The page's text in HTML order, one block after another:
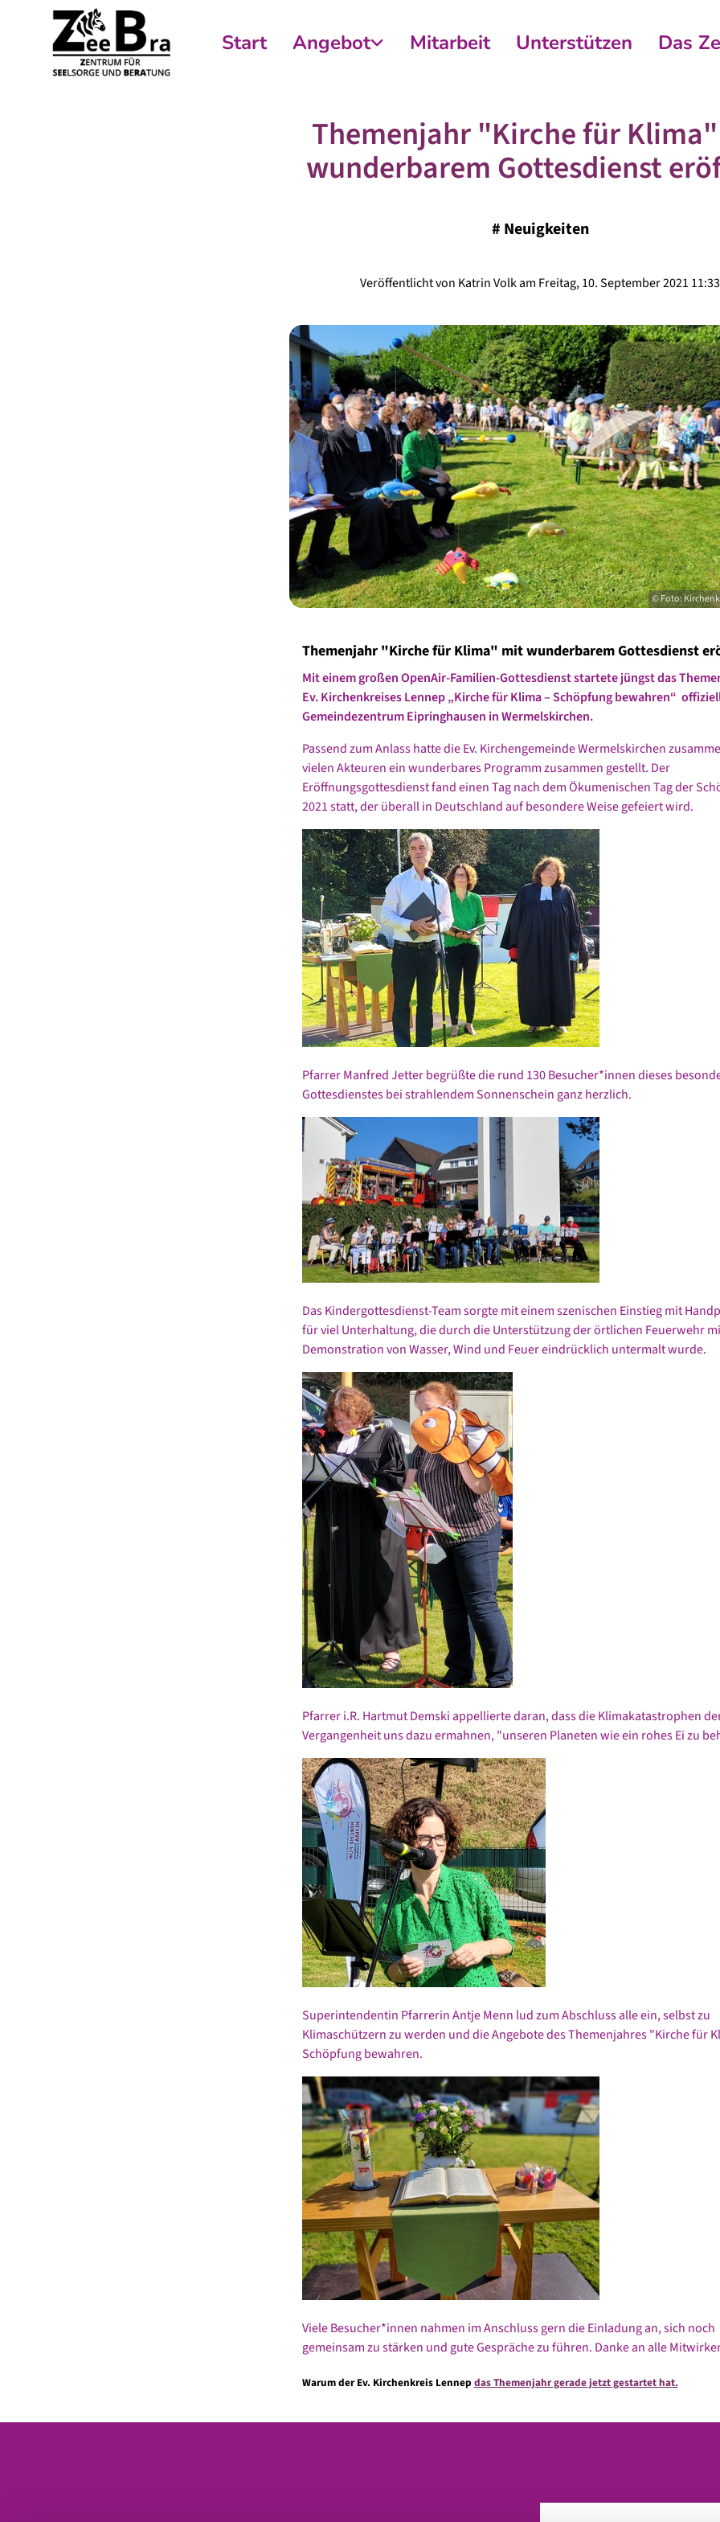
Start Angebot Mitarbeit Unterstützen Das
Themenjahr "Kirche für
wunderbarem Gottesdienst
# Neuigkeiten
Veröffentlicht von Katrin Volk am Freitag, 10. September 2021 11:33
© Foto:
Themenjahr "Kirche für Klima" mit wunderbarem Gottesdienst
Mit einem großen OpenAir-Familien-Gottesdienst startete jüngst das
Ev. Kirchenkreises Lennep „Kirche für Klima – Schöpfung bewahren“
Gemeindezentrum Eipringhausen in Wermelskirchen.
Passend zum Anlass hatte die Ev. Kirchengemeinde Wermelskirchen
vielen Akteuren ein wunderbares Programm zusammen gestellt. Der
Eröffnungsgottesdienst fand einen Tag nach dem Ökumenischen Tag der
2021 statt, der überall in Deutschland auf besondere Weise gefeiert wird.
Pfarrer Manfred Jetter begrüßte die rund 130 Besucher*innen dieses
Gottesdienstes bei strahlendem Sonnenschein ganz herzlich.
Das Kindergottesdienst-Team sorgte mit einem szenischen Einstieg mit
für viel Unterhaltung, die durch die Unterstützung der örtlichen Feuerwehr
Demonstration von Wasser, Wind und Feuer eindrücklich untermalt wurde.
Pfarrer i.R. Hartmut Demski appellierte daran, dass die Klimakatastrophen
Vergangenheit uns dazu ermahnen, "unseren Planeten wie ein rohes Ei zu
Superintendentin Pfarrerin Antje Menn lud zum Abschluss alle ein, selbst zu
Klimaschützern zu werden und die Angebote des Themenjahres "Kirche für
Schöpfung bewahren.
Viele Besucher*innen nahmen im Anschluss gern die Einladung an, sich noch
gemeinsam zu stärken und gute Gespräche zu führen. Danke an alle
Warum der Ev. Kirchenkreis Lennep das Themenjahr gerade jetzt gestartet hat.